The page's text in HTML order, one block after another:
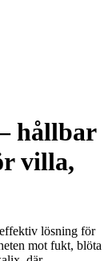
hållbar
villa,
lösning för
mot fukt, blöta